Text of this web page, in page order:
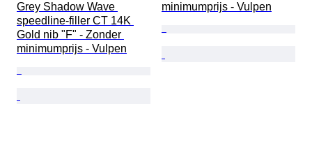
Grey Shadow Wave
speedline-filler CT 14K
Gold nib "F" - Zonder
minimumprijs - Vulpen
minimumprijs - Vulpen